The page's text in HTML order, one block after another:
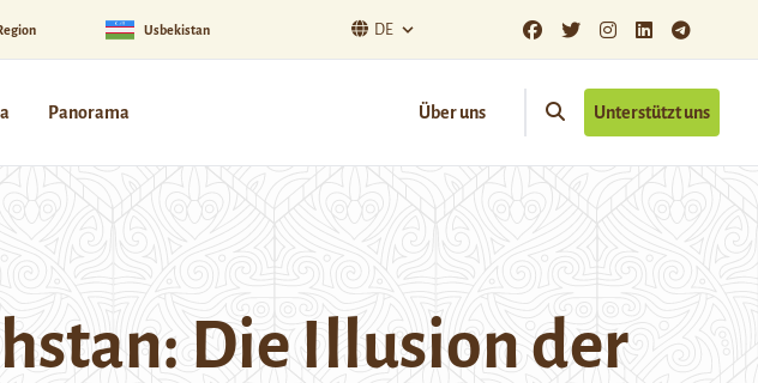
Usbekistan DE
Panorama Über uns Unterstützt uns
Die Illusion der